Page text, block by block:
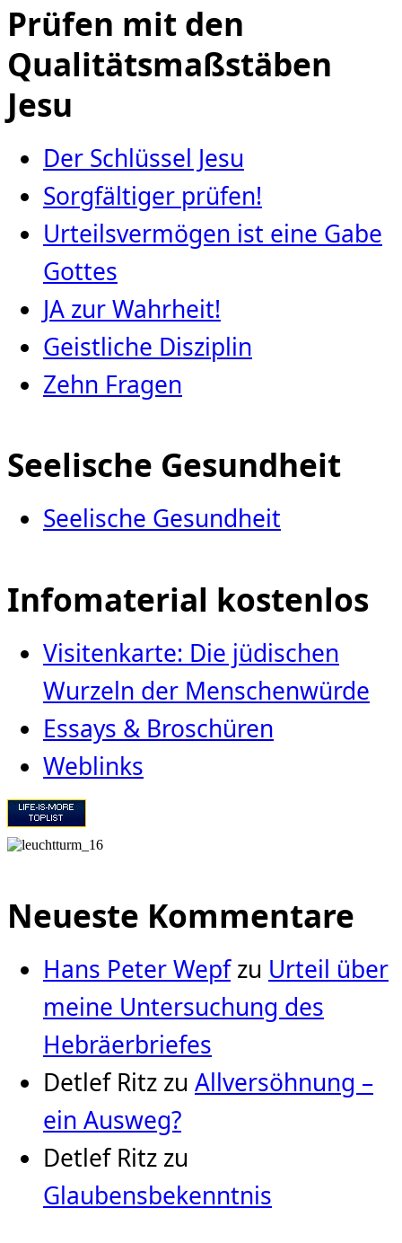
Prüfen mit den
Qualitätsmaßstäben
Jesu
Der Schlüssel Jesu
Sorgfältiger prüfen!
Urteilsvermögen ist eine Gabe
Gottes
JA zur Wahrheit!
Geistliche Disziplin
Zehn Fragen
Seelische Gesundheit
Seelische Gesundheit
Infomaterial kostenlos
Visitenkarte: Die jüdischen
Wurzeln der Menschenwürde
Essays & Broschüren
Weblinks
Neueste Kommentare
Hans Peter Wepfzu Urteil über
meine Untersuchung des
Hebräerbriefes
Detlef Ritz zu Allversöhnung –
ein Ausweg?
Detlef Ritz zu
Glaubensbekenntnis